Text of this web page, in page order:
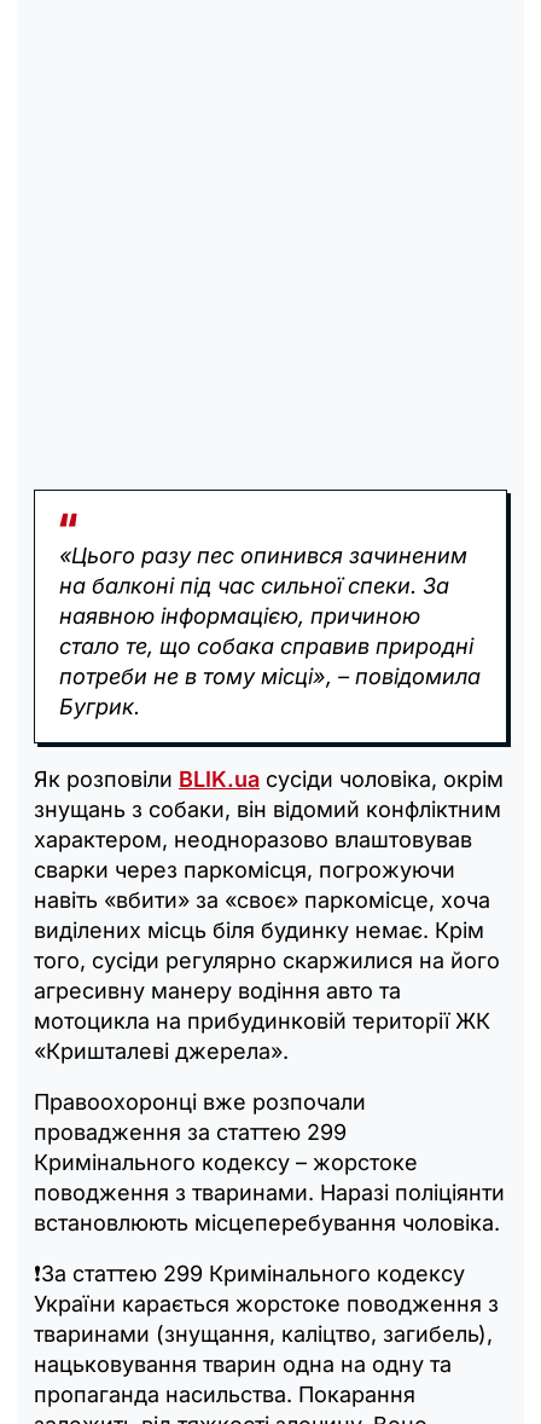
«Цього разу пес опинився зачиненим
на балконі під час сильної спеки. За
наявною інформацією, причиною
стало те, що собака справив природні
потреби не в тому місці», – повідомила
Бугрик.
Як розповіли BLIK.ua сусіди чоловіка, окрім
знущань з собаки, він відомий конфліктним
характером, неодноразово влаштовував
сварки через паркомісця, погрожуючи
навіть «вбити» за «своє» паркомісце, хоча
виділених місць біля будинку немає. Крім
того, сусіди регулярно скаржилися на його
агресивну манеру водіння авто та
мотоцикла на прибудинковій території ЖК
«Кришталеві джерела».
Правоохоронці вже розпочали
провадження за статтею 299
Кримінального кодексу – жорстоке
поводження з тваринами. Наразі поліціянти
встановлюють місцеперебування чоловіка.
❗️За статтею 299 Кримінального кодексу
України карається жорстоке поводження з
тваринами (знущання, каліцтво, загибель),
нацьковування тварин одна на одну та
пропаганда насильства. Покарання